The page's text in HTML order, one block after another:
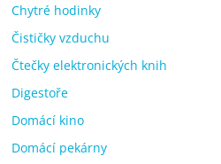
Chytré hodinky
Čističky vzduchu
Čtečky elektronických knih
Digestoře
Domácí kino
Domácí pekárny